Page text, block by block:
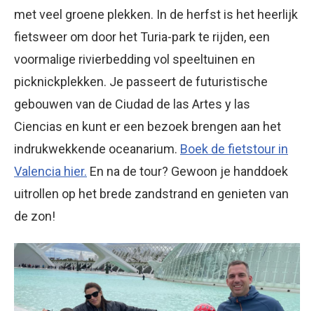
met veel groene plekken. In de herfst is het heerlijk
fietsweer om door het Turia-park te rijden, een
voormalige rivierbedding vol speeltuinen en
picknickplekken. Je passeert de futuristische
gebouwen van de Ciudad de las Artes y las
Ciencias en kunt er een bezoek brengen aan het
indrukwekkende oceanarium. Boek de fietstour in
Valencia hier. En na de tour? Gewoon je handdoek
uitrollen op het brede zandstrand en genieten van
de zon!